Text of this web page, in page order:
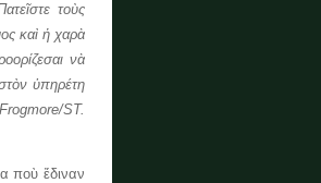
τοὺς
καὶ ἡ χαρὰ
νὰ
ὑπηρέτη
ST.
ποὺ ἔδιναν